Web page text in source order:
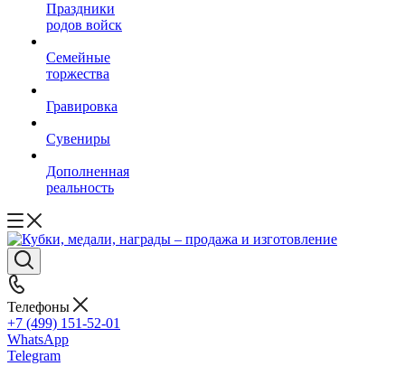
Праздники
родов войск
Семейные
торжества
Гравировка
Сувениры
Дополненная
реальность
Телефоны
+7 (499) 151-52-01
WhatsApp
Telegram